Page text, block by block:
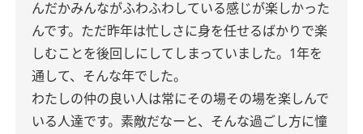
んだかみんながふわふわしている感じが楽しかった
んです。ただ昨年は忙しさに身を任せるばかりで楽
しむことを後回しにしてしまっていました。1年を
通して、そんな年でした。
わたしの仲の良い人は常にその場その場を楽しんで
いる人達です。素敵だなーと、そんな過ごし方に憧